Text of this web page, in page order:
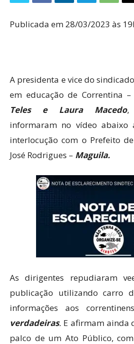
Publicada em 28/03/2023 às
A presidenta e vice do
em educação de Correntina –
Teles e Laura Macedo,
informaram no vídeo abaixo
interlocução com o Prefeito
José Rodrigues – Maguila.
As dirigentes repudiaram
publicação utilizando carro
informações aos
verdadeiras. E afirmam ainda
palco de um Ato Público,